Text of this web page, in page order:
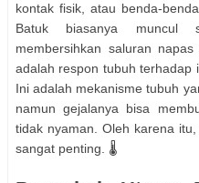
kontak fisik, atau benda-
Batuk biasanya muncul
membersihkan saluran
adalah respon tubuh terhadap
Ini adalah mekanisme tubuh
namun gejalanya bisa
tidak nyaman. Oleh karena
sangat penting. 🌡️